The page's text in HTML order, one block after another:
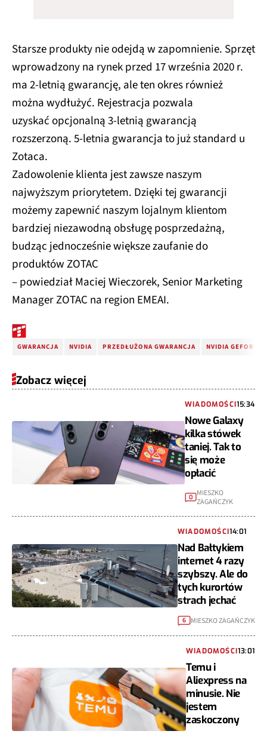
Starsze produkty nie odejdą w zapomnienie. Sprzęt
wprowadzony na rynek przed 17 września 2020 r.
ma 2-letnią gwarancję, ale ten okres również
można wydłużyć. Rejestracja pozwala
uzyskać opcjonalną 3-letnią gwarancją
rozszerzoną. 5-letnia gwarancja to już standard u
Zotaca.
Zadowolenie klienta jest zawsze naszym
najwyższym priorytetem. Dzięki tej gwarancji
możemy zapewnić naszym lojalnym klientom
bardziej niezawodną obsługę posprzedażną,
budząc jednocześnie większe zaufanie do
produktów ZOTAC
– powiedział Maciej Wieczorek, Senior Marketing
Manager ZOTAC na region EMEAI.
GWARANCJA NVIDIA PRZEDŁUŻONA GWARANCJA NVIDIA GEFORCE
Zobacz więcej
WIADOMOŚCI15:34
Nowe Galaxy
kilka stówek
taniej. Tak to
się może
opłacić
0
MIESZKO
ZAGAŃCZYK
WIADOMOŚCI14:01
Nad Bałtykiem
internet 4 razy
szybszy. Ale do
tych kurortów
strach jechać
6 MIESZKO ZAGAŃCZYK
WIADOMOŚCI13:01
Temu i
Aliexpress na
minusie. Nie
jestem
zaskoczony